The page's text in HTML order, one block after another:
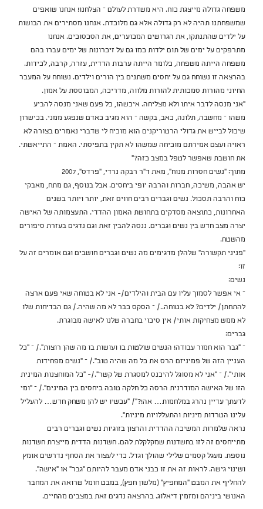
משפחה גדולה מייצגת כוח. היא משדרת לעולם – הצלחנו! אנחנו שואפים
שמשפחתנו תהיה לא רק גדולה אלא גם מלוכדת. אנחנו מסתירים את הבושות
על ילדים שהתנתקו, את הגרושים המכוערים, את הסכסוכים. אנחנו
מתרפקים על ימים של תום ילדות כמו גם על זיכרונות של ימים עברו בהם
משפחה הייתה משפחה, כלומר הייתה ערבות הדדית, עזרה, קרבה, לכידות.
בהרצאה זו נשוחח גם על יחסים משתנים בין הורים וילדים. נשוחח על המעבר
החיוני מהורות סמכותית להורות מלווה, מדריכה, המבוססת על אמון.
"אני מנסה לדבר איתו ולא מצליחה. איכשהו, כל פעם שאני מנסה להביע
משהו – מחשבה, תלונה, כאב, בקשה – הוא מגיב כאדם שנפגע ממני. בכישרון
שיכול לבייש את גדולי הרטוריקנים הוא מוכיח לי שדברי נאמרים בצורה לא
ראויה ועצם אמירתם מוכיחה שמשהו לא תקין בתפיסתי. האמת – התייאשתי.
את חושבת שאפשר לטפל במצב כזה?"
מתוך: "נשים חסרות מנוח", מאת ד"ר רבקה נרדי, "פרדס", 2007
יש אהבה, משיכה, חברות והרבה יופי ביחסים. אבל בנוסף, גם מתח, מאבקי
כוח והרבה תסכול. נשים וגברים רבים חווים זאת, יותר ויותר בשנים
האחרונות, כתוצאה מסדקים בתחושת האמון ההדדי. התעצמותה של האישה
יצרה מצב חדש בין נשים וגברים. ננסה להבין זאת וגם נדגים בעזרת סיפורים
מהשטח.
"פניני תקשורה" שלהלן מדגימים מה נשים וגברים חושבים וגם אומרים זה על
זו:
נשים:
– אי אפשר לסמוך עליו עם הבית והילדים/- אני לא בטוחה שאי פעם ארצה
להתחתן/ ילדים? לא בטוחה../ – הסקס כבר לא מה שהיה./ גם הבדיחות שלו
לא ממש מצחיקות אותי/ אין סיכוי בחברה שלנו לאישה מבוגרת.
גברים:
– "גבר הוא חמור עבודה! הנשים שולטות בו ועושות בו מה שהן רוצות"./ – "כל
העניין הזה של פמיניזם הרס את כל מה שהיה טוב"./ – "נשים מפחידות
אותי"./ – "אני לא מסוגל להיכנס למסגרת של קשר"./- "כל המוחצנות המינית
הזו של האישה המודרנית הרסה כל חלקה טובה ביחסים בין המינים"./ – "ומי
לדעתך עדיין נהרג במלחמות… אה!?"/ "עכשיו יש להן משחק חדש… להעליל
עלינו הטרדות מיניות והתעללויות מיניות".
נראה שלמרות המשיכה ההדדית והרצון בזוגיות נשים וגברים רבים
מתייחסים זה לזו בחשדנות שמקלקלת להם. חשדנות הדדית מייצרת חשדנות
נוספת. מעגל קסמים שלילי שהולך וגדל. כדי לעצור את הסחף נדרשים אומץ
ושינוי גישה. לראות זה את זו כבני אדם מעבר להיותם ״גבר״ או ״אישה״.
להחליף את המבט ״המחפיץ״ (מלשון חפץ), במבט חומל שרואה את המחבר
האנושי ביניהם ומזמין דיאלוג. בהרצאה נדגים זאת במצבים מהחיים.